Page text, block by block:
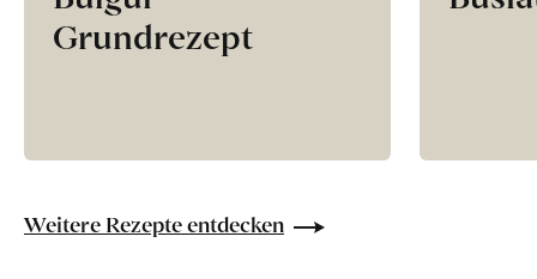
Grundrezept
Weitere Rezepte entdecken